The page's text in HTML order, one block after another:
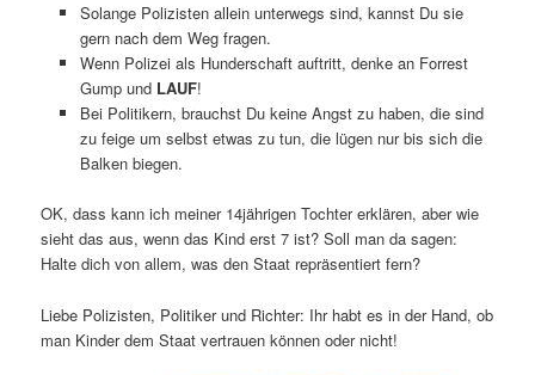
Solange Polizisten allein unterwegs sind, kannst Du sie
gern nach dem Weg fragen.
Wenn Polizei als Hunderschaft auftritt, denke an Forrest
Gump und LAUF!
Bei Politikern, brauchst Du keine Angst zu haben, die sind
zu feige um selbst etwas zu tun, die lügen nur bis sich die
Balken biegen.
OK, dass kann ich meiner 14jährigen Tochter erklären, aber wie
sieht das aus, wenn das Kind erst 7 ist? Soll man da sagen:
Halte dich von allem, was den Staat repräsentiert fern?
Liebe Polizisten, Politiker und Richter: Ihr habt es in der Hand, ob
man Kinder dem Staat vertrauen können oder nicht!